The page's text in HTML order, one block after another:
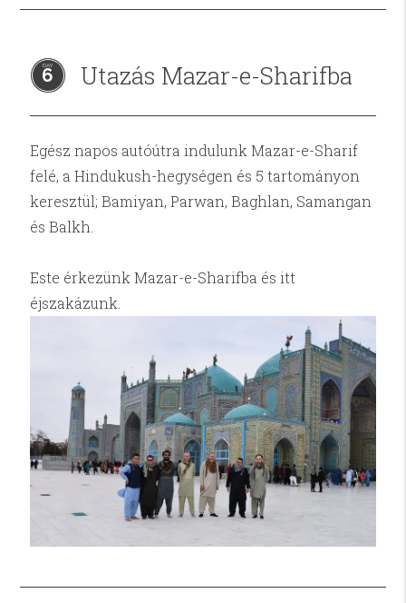
6 Utazás Mazar-e-Sharifba
Egész napos autóútra indulunk Mazar-e-Sharif
felé, a Hindukush-hegységen és 5 tartományon
keresztül; Bamiyan, Parwan, Baghlan, Samangan
és Balkh.
Este érkezünk Mazar-e-Sharifba és itt
éjszakázunk.